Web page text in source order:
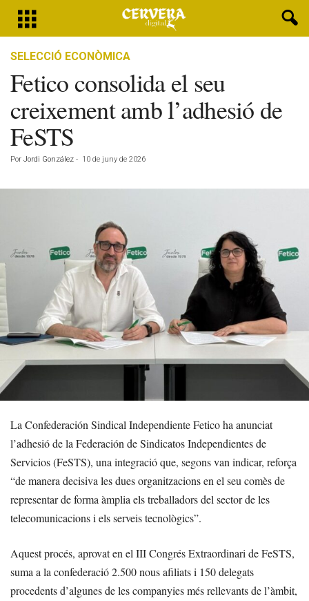
SELECCIÓ ECONÒMICA
Fetico consolida el seu
creixement amb l’adhesió de
FeSTS
Por Jordi González - 10 de juny de 2026
La Confederación Sindical Independiente Fetico ha anunciat
l’adhesió de la Federación de Sindicatos Independientes de
Servicios (FeSTS), una integració que, segons van indicar, reforça
“de manera decisiva les dues organitzacions en el seu comès de
representar de forma àmplia els treballadors del sector de les
telecomunicacions i els serveis tecnològics”.
Aquest procés, aprovat en el III Congrés Extraordinari de FeSTS,
suma a la confederació 2.500 nous afiliats i 150 delegats
procedents d’algunes de les companyies més rellevants de l’àmbit,